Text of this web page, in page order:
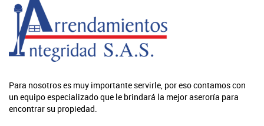
Para nosotros es muy importante servirle, por eso contamos con
un equipo especializado que le brindará la mejor aseroría para
encontrar su propiedad.